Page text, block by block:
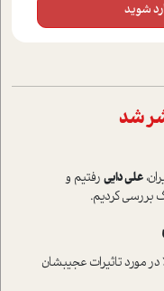
شوید
علی دایی رفتیم و
بررسی کردیم.
در مورد تاثیرات عجیبشان